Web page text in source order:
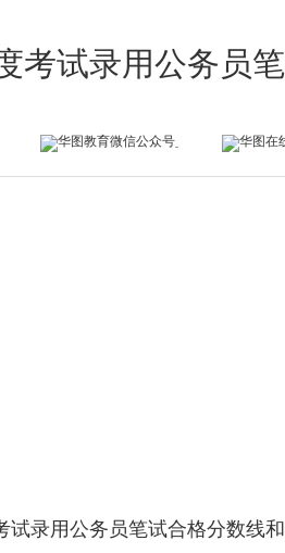
考试录用公务员
试录用公务员笔试合格分数线